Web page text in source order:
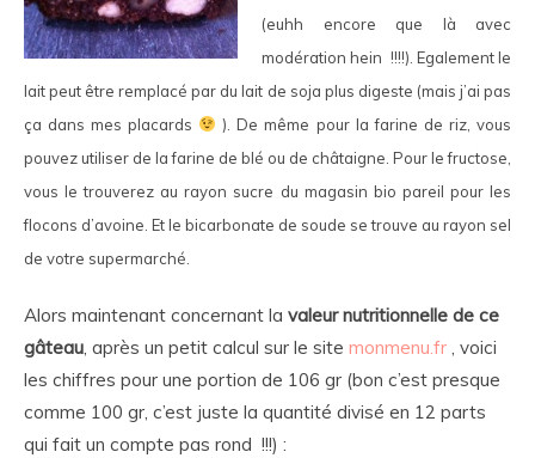
(euhh encore que là avec
modération hein !!!!). Egalement le
lait peut être remplacé par du lait de soja plus digeste (mais j’ai pas
ça dans mes placards
). De même pour la farine de riz, vous
pouvez utiliser de la farine de blé ou de châtaigne. Pour le fructose,
vous le trouverez au rayon sucre du magasin bio pareil pour les
flocons d’avoine. Et le bicarbonate de soude se trouve au rayon sel
de votre supermarché.
Alors maintenant concernant la valeur nutritionnelle de ce
gâteau , après un petit calcul sur le site monmenu.fr , voici
les chiffres pour une portion de 106 gr (bon c’est presque
comme 100 gr, c’est juste la quantité divisé en 12 parts
qui fait un compte pas rond !!!) :